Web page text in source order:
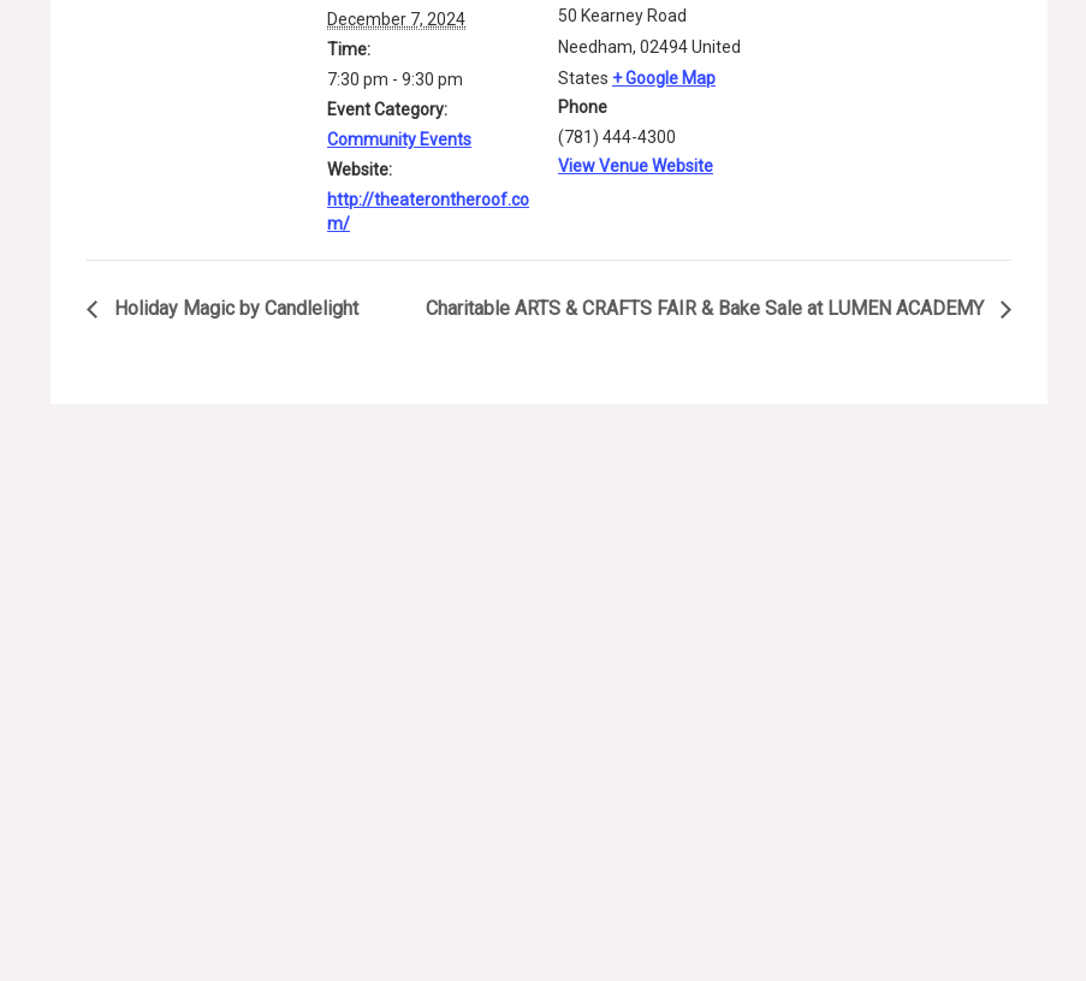
December 7, 2024
Time:
7:30 pm - 9:30 pm
Event Category:
Community Events
Website:
http://theaterontheroof.co
m/
50 Kearney Road
Needham, 02494United
States + Google Map
Phone
(781) 444-4300
View Venue Website
Holiday Magic by Candlelight Charitable ARTS & CRAFTS FAIR & Bake Sale at LUMEN ACADEMY